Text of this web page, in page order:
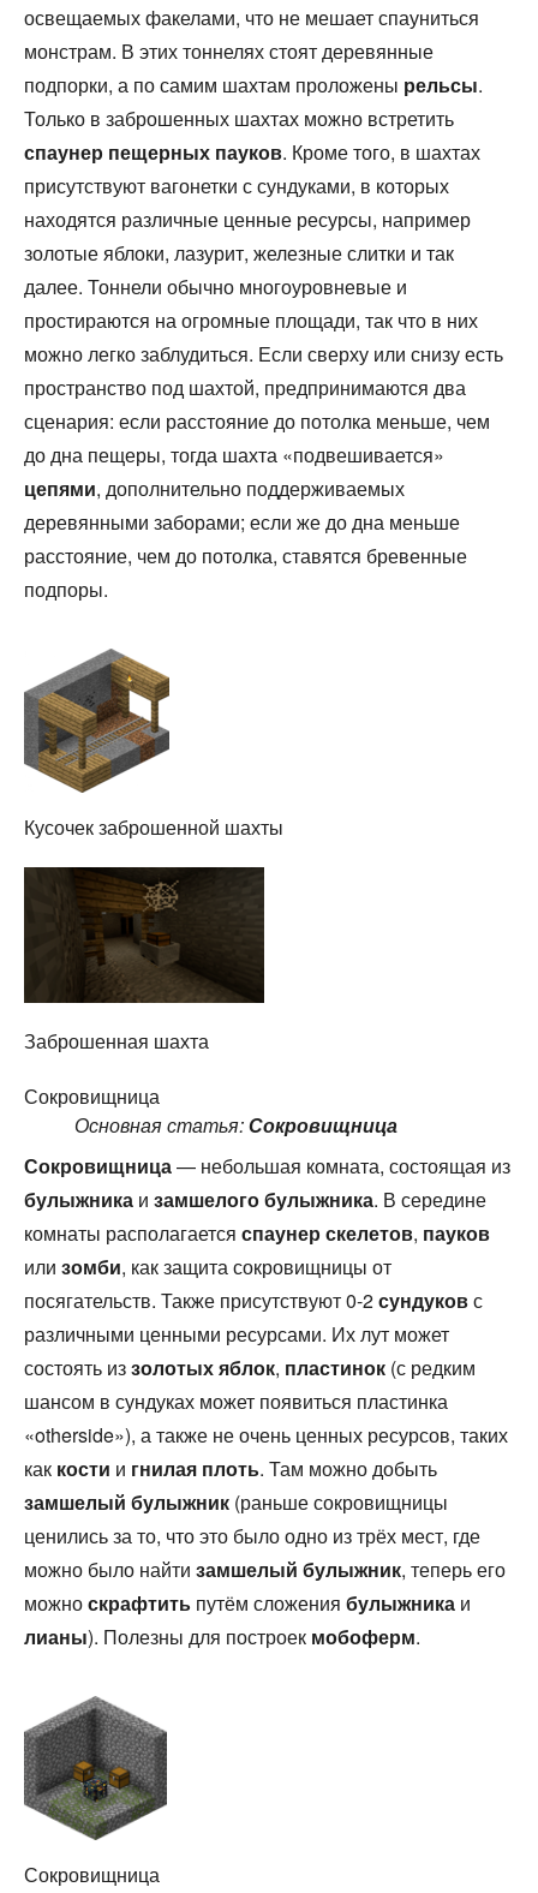
освещаемых факелами, что не мешает спауниться
монстрам. В этих тоннелях стоят деревянные
подпорки, а по самим шахтам проложены рельсы.
Только в заброшенных шахтах можно встретить
спаунер пещерных пауков. Кроме того, в шахтах
присутствуют вагонетки с сундуками, в которых
находятся различные ценные ресурсы, например
золотые яблоки, лазурит, железные слитки и так
далее. Тоннели обычно многоуровневые и
простираются на огромные площади, так что в них
можно легко заблудиться. Если сверху или снизу есть
пространство под шахтой, предпринимаются два
сценария: если расстояние до потолка меньше, чем
до дна пещеры, тогда шахта «подвешивается»
цепями, дополнительно поддерживаемых
деревянными заборами; если же до дна меньше
расстояние, чем до потолка, ставятся бревенные
подпоры.
Кусочек заброшенной шахты
Заброшенная шахта
Сокровищница
Основная статья:Сокровищница
Сокровищница— небольшая комната, состоящая из
булыжника и замшелого булыжника. В середине
комнаты располагается спаунер скелетов, пауков
или зомби, как защита сокровищницы от
посягательств. Также присутствуют 0-2сундуковс
различными ценными ресурсами. Их лут может
состоять иззолотых яблок, пластинок (с редким
шансом в сундуках может появиться пластинка
«otherside»), а также не очень ценных ресурсов, таких
как кости и гнилая плоть. Там можно добыть
замшелый булыжник (раньше сокровищницы
ценились за то, что это было одно из трёх мест, где
можно было найти замшелый булыжник, теперь его
можноскрафтить путём сложения булыжника и
лианы). Полезны для построек мобоферм.
Сокровищница